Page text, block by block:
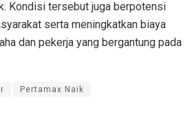
Kondisi tersebut juga berpotensi
serta meningkatkan biaya
dan pekerja yang bergantung pada
Pertamax Naik